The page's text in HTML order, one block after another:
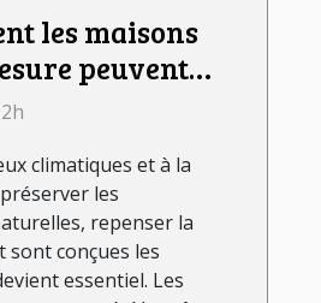
les maisons
peuvent
aux défis
?
climatiques et à la
les
repenser la
sont conçues les
essentiel. Les